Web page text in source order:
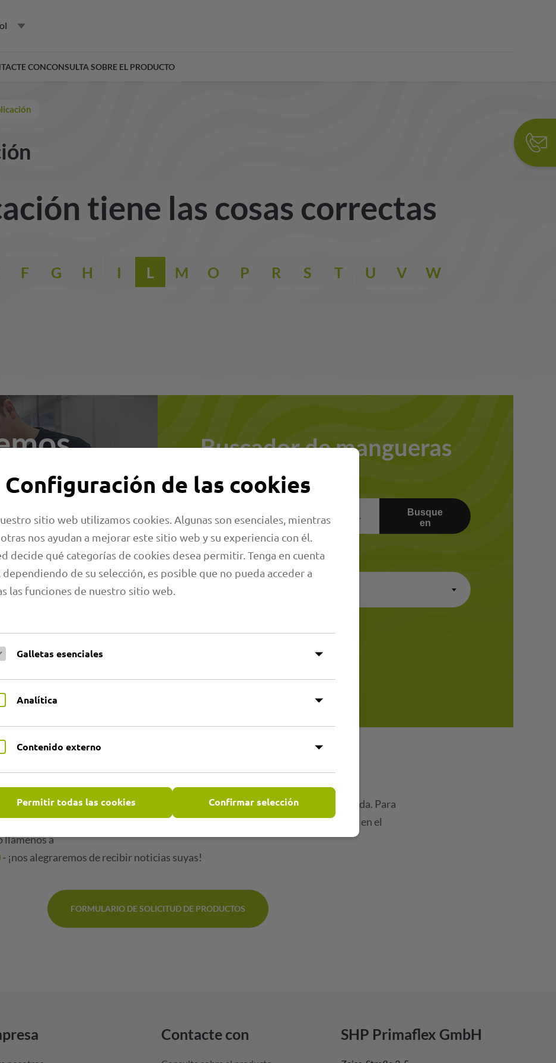
CONCONSULTA SOBRE EL PRODUCTO
tiene las cosas correctas
F G H I L M O P R S T U V W
fabricamos
mangueras para
Los más de
de
las
Buscador de mangueras
Buscar palabra
Busque
en
Resumen de artículos
con nosotros.
encontrará una gran parte de nuestra gama de productos claramente clasificada. Para
o una oferta específica, también para sus necesidades individuales, haga clic en el
llámenos a
- ¡nos alegraremos de recibir noticias suyas!
FORMULARIO DE SOLICITUD DE PRODUCTOS
Contacte con SHP Primaflex GmbH
Configuración de las cookies
sitio web utilizamos cookies. Algunas son esenciales, mientras
nos ayudan a mejorar este sitio web y su experiencia con él.
decide qué categorías de cookies desea permitir. Tenga en cuenta
dependiendo de su selección, es posible que no pueda acceder a
las funciones de nuestro sitio web.
Galletas esenciales
Analítica
Contenido externo
Permitir todas las cookies Confirmar selección